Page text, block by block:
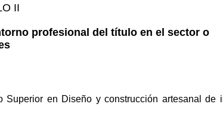
II
profesional del título en el sector o
en Diseño y construcción artesanal de